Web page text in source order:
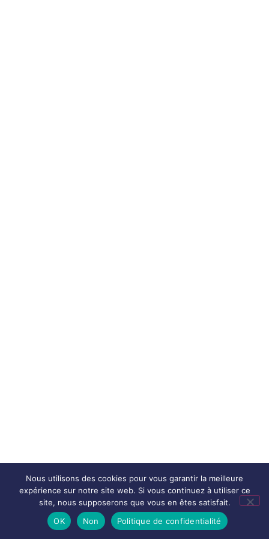
Nous utilisons des cookies pour vous garantir la meilleure
expérience sur notre site web. Si vous continuez à utiliser ce
site, nous supposerons que vous en êtes satisfait.
OK
Non Politique de confidentialité